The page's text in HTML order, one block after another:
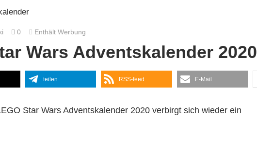
0 Enthält Werbung
Wars Adventskalender 2020
teilen RSS-feed E-Mail
Star Wars Adventskalender 2020 verbirgt sich wieder ein